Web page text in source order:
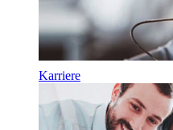
Karriere